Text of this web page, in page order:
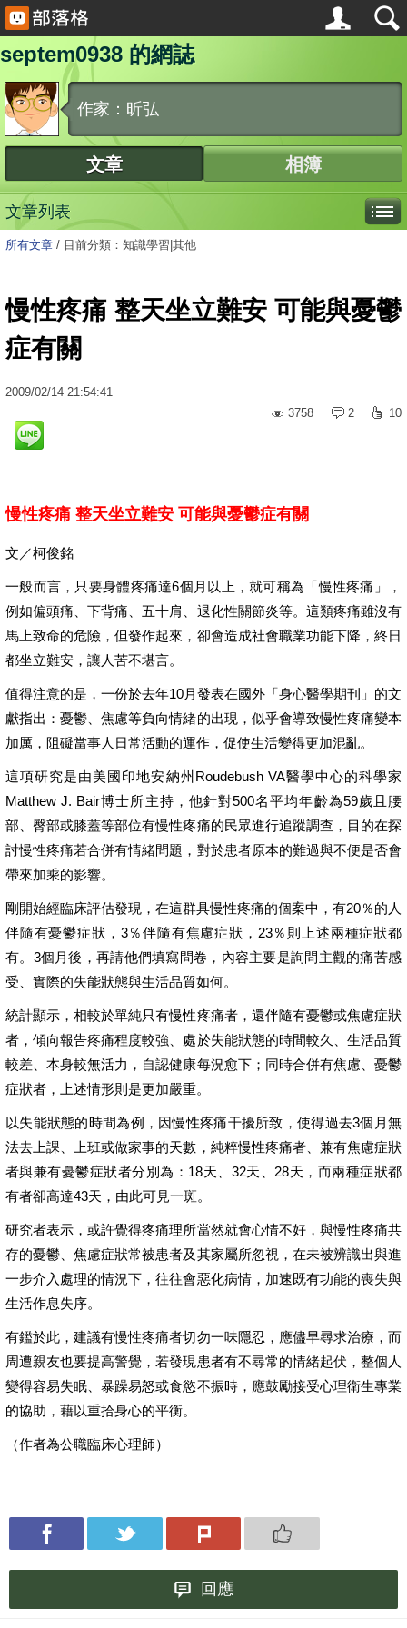
septem0938 的網誌
作家：昕弘
文章 相簿
文章列表
所有文章 / 目前分類：知識學習|其他
慢性疼痛 整天坐立難安 可能與憂鬱
症有關
2009/02/14 21:54:41
3758
2 10
慢性疼痛 整天坐立難安 可能與憂鬱症有關
文／柯俊銘
一般而言，只要身體疼痛達6個月以上，就可稱為「慢性疼痛」，
例如偏頭痛、下背痛、五十肩、退化性關節炎等。這類疼痛雖沒有
馬上致命的危險，但發作起來，卻會造成社會職業功能下降，終日
都坐立難安，讓人苦不堪言。
值得注意的是，一份於去年10月發表在國外「身心醫學期刊」的文
獻指出：憂鬱、焦慮等負向情緒的出現，似乎會導致慢性疼痛變本
加厲，阻礙當事人日常活動的運作，促使生活變得更加混亂。
這項研究是由美國印地安納州Roudebush VA醫學中心的科學家
Matthew J. Bair博士所主持，他針對500名平均年齡為59歲且腰
部、臀部或膝蓋等部位有慢性疼痛的民眾進行追蹤調查，目的在探
討慢性疼痛若合併有情緒問題，對於患者原本的難過與不便是否會
帶來加乘的影響。
剛開始經臨床評估發現，在這群具慢性疼痛的個案中，有20％的人
伴隨有憂鬱症狀，3％伴隨有焦慮症狀，23％則上述兩種症狀都
有。3個月後，再請他們填寫問卷，內容主要是詢問主觀的痛苦感
受、實際的失能狀態與生活品質如何。
統計顯示，相較於單純只有慢性疼痛者，還伴隨有憂鬱或焦慮症狀
者，傾向報告疼痛程度較強、處於失能狀態的時間較久、生活品質
較差、本身較無活力，自認健康每況愈下；同時合併有焦慮、憂鬱
症狀者，上述情形則是更加嚴重。
以失能狀態的時間為例，因慢性疼痛干擾所致，使得過去3個月無
法去上課、上班或做家事的天數，純粹慢性疼痛者、兼有焦慮症狀
者與兼有憂鬱症狀者分別為：18天、32天、28天，而兩種症狀都
有者卻高達43天，由此可見一斑。
研究者表示，或許覺得疼痛理所當然就會心情不好，與慢性疼痛共
存的憂鬱、焦慮症狀常被患者及其家屬所忽視，在未被辨識出與進
一步介入處理的情況下，往往會惡化病情，加速既有功能的喪失與
生活作息失序。
有鑑於此，建議有慢性疼痛者切勿一味隱忍，應儘早尋求治療，而
周遭親友也要提高警覺，若發現患者有不尋常的情緒起伏，整個人
變得容易失眠、暴躁易怒或食慾不振時，應鼓勵接受心理衛生專業
的協助，藉以重拾身心的平衡。
（作者為公職臨床心理師）
回應